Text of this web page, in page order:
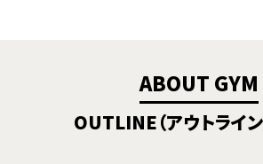
ABOUT GYM
OUTLINE（アウトライ